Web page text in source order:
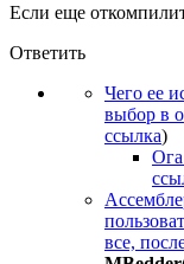
Если еще
Ответить
Чего ее
выбор в
ссылка)
все,